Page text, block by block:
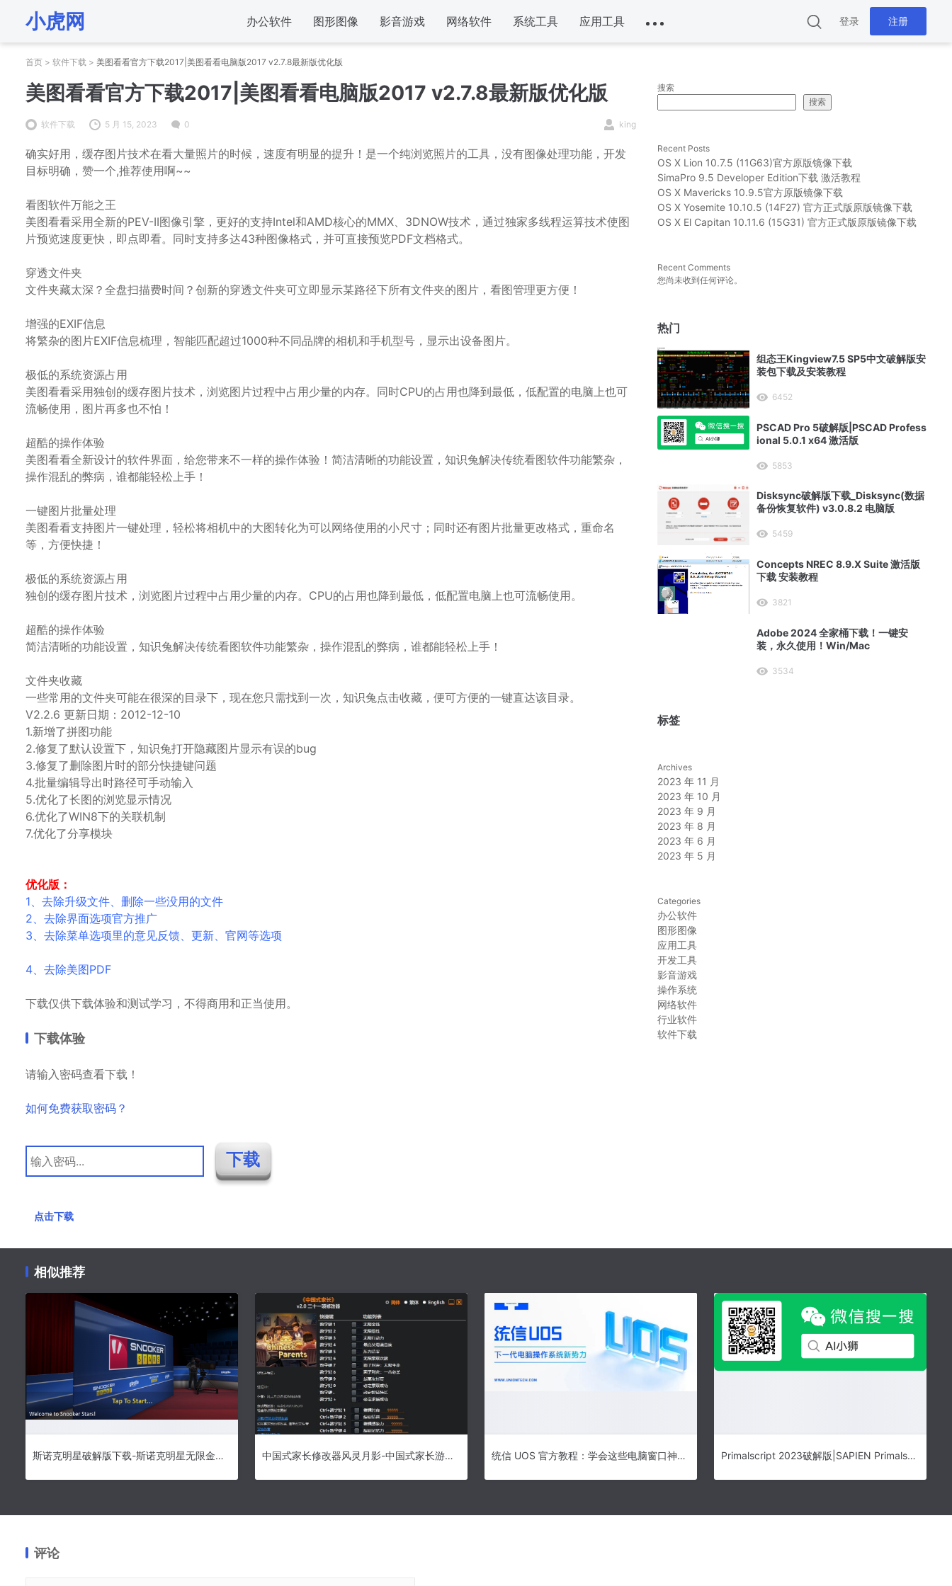
小虎网 办公软件 图形图像 影音游戏 网络软件 系统工具 应用工具 登录 注册
首页 > 软件下载 > 美图看看官方下载2017|美图看看电脑版2017 v2.7.8最新版优化版
美图看看官方下载2017|美图看看电脑版2017 v2.7.8最新版优化版
软件下载 5 月 15, 2023 0 king
确实好用，缓存图片技术在看大量照片的时候，速度有明显的提升！是一个纯浏览照片的工具，没有图像处理功能，开发
目标明确，赞一个,推荐使用啊~~
看图软件万能之王
美图看看采用全新的PEV-II图像引擎，更好的支持Intel和AMD核心的MMX、3DNOW技术，通过独家多线程运算技术使图
片预览速度更快，即点即看。同时支持多达43种图像格式，并可直接预览PDF文档格式。
穿透文件夹
文件夹藏太深？全盘扫描费时间？创新的穿透文件夹可立即显示某路径下所有文件夹的图片，看图管理更方便！
增强的EXIF信息
将繁杂的图片EXIF信息梳理，智能匹配超过1000种不同品牌的相机和手机型号，显示出设备图片。
极低的系统资源占用
美图看看采用独创的缓存图片技术，浏览图片过程中占用少量的内存。同时CPU的占用也降到最低，低配置的电脑上也可
流畅使用，图片再多也不怕！
超酷的操作体验
美图看看全新设计的软件界面，给您带来不一样的操作体验！简洁清晰的功能设置，知识兔解决传统看图软件功能繁杂，
操作混乱的弊病，谁都能轻松上手！
一键图片批量处理
美图看看支持图片一键处理，轻松将相机中的大图转化为可以网络使用的小尺寸；同时还有图片批量更改格式，重命名
等，方便快捷！
极低的系统资源占用
独创的缓存图片技术，浏览图片过程中占用少量的内存。CPU的占用也降到最低，低配置电脑上也可流畅使用。
超酷的操作体验
简洁清晰的功能设置，知识兔解决传统看图软件功能繁杂，操作混乱的弊病，谁都能轻松上手！
文件夹收藏
一些常用的文件夹可能在很深的目录下，现在您只需找到一次，知识兔点击收藏，便可方便的一键直达该目录。
V2.2.6 更新日期：2012-12-10
1.新增了拼图功能
2.修复了默认设置下，知识兔打开隐藏图片显示有误的bug
3.修复了删除图片时的部分快捷键问题
4.批量编辑导出时路径可手动输入
5.优化了长图的浏览显示情况
6.优化了WIN8下的关联机制
7.优化了分享模块
优化版：
1、去除升级文件、删除一些没用的文件
2、去除界面选项官方推广
3、去除菜单选项里的意见反馈、更新、官网等选项
4、去除美图PDF
下载仅供下载体验和测试学习，不得商用和正当使用。
下载体验
请输入密码查看下载！
如何免费获取密码？
点击下载
搜索
搜索
Recent Posts
OS X Lion 10.7.5 (11G63)官方原版镜像下载
SimaPro 9.5 Developer Edition下载 激活教程
OS X Mavericks 10.9.5官方原版镜像下载
OS X Yosemite 10.10.5 (14F27) 官方正式版原版镜像下载
OS X El Capitan 10.11.6 (15G31) 官方正式版原版镜像下载
Recent Comments
您尚未收到任何评论。
热门
组态王Kingview7.5 SP5中文破解版安
装包下载及安装教程
6452
PSCAD Pro 5破解版|PSCAD Profess
ional 5.0.1 x64 激活版
5853
Disksync破解版下载_Disksync(数据
备份恢复软件) v3.0.8.2 电脑版
5459
Concepts NREC 8.9.X Suite 激活版
下载 安装教程
3821
Adobe 2024 全家桶下载！一键安
装，永久使用！Win/Mac
3534
标签
Archives
2023 年 11 月
2023 年 10 月
2023 年 9 月
2023 年 8 月
2023 年 6 月
2023 年 5 月
Categories
办公软件
图形图像
应用工具
开发工具
影音游戏
操作系统
网络软件
行业软件
软件下载
相似推荐
斯诺克明星破解版下载-斯诺克明星无限金币美元版下载 中国式家长修改器风灵月影-中国式家长游戏修改器(21项) v2.0电脑版下载 统信 UOS 官方教程：学会这些电脑窗口神操作，瞬间成为「桌面管理大师」 Primalscript 2023破解版|SAPIEN Primalscript 2023 v8.1.181 x64授权激活教程
评论